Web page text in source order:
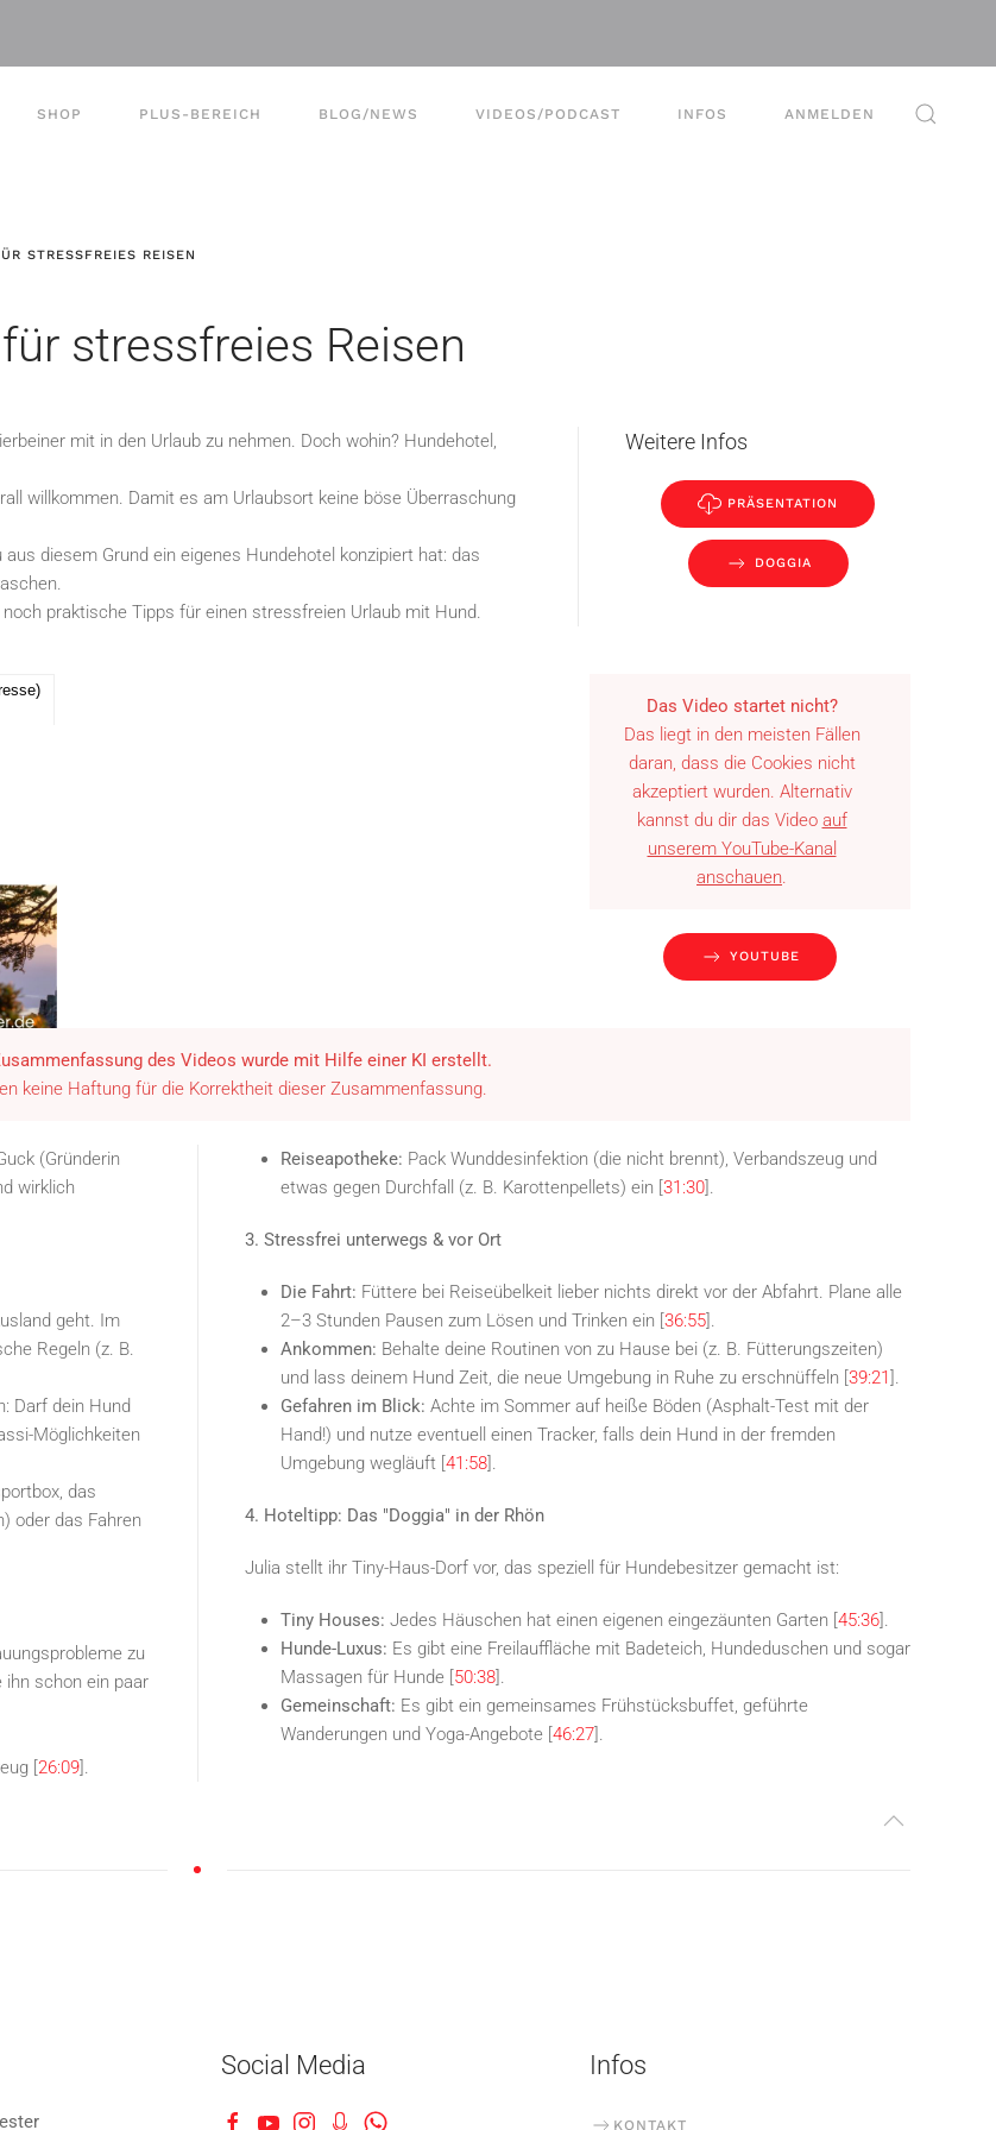
SHOP PLUS-BEREICH BLOG/NEWS VIDEOS/PODCAST INFOS ANMELDEN
STRESSFREIES REISEN
stressfreies Reisen
mit in den Urlaub zu nehmen. Doch wohin? Hundehotel,
willkommen. Damit es am Urlaubsort keine böse Überraschung
diesem Grund ein eigenes Hundehotel konzipiert hat: das
praktische Tipps für einen stressfreien Urlaub mit Hund.
Weitere Infos
PRÄSENTATION
DOGGIA
Das Video startet nicht?
Das liegt in den meisten Fällen
daran, dass die Cookies nicht
akzeptiert wurden. Alternativ
kannst du dir das Video auf
unserem YouTube-Kanal
anschauen.
YOUTUBE
des Videos wurde mit Hilfe einer KI erstellt.
keine Haftung für die Korrektheit dieser Zusammenfassung.
(Gründerin
wirklich
geht. Im
Regeln (z. B.
Darf dein Hund
Möglichkeiten
das
oder das Fahren
zu
ihn schon ein paar
[26:09].
Reiseapotheke: Pack Wunddesinfektion (die nicht brennt), Verbandszeug und
etwas gegen Durchfall (z. B. Karottenpellets) ein [31:30].
3. Stressfrei unterwegs & vor Ort
Die Fahrt: Füttere bei Reiseübelkeit lieber nichts direkt vor der Abfahrt. Plane alle
2–3 Stunden Pausen zum Lösen und Trinken ein [36:55].
Ankommen: Behalte deine Routinen von zu Hause bei (z. B. Fütterungszeiten)
und lass deinem Hund Zeit, die neue Umgebung in Ruhe zu erschnüffeln [39:21].
Gefahren im Blick: Achte im Sommer auf heiße Böden (Asphalt-Test mit der
Hand!) und nutze eventuell einen Tracker, falls dein Hund in der fremden
Umgebung wegläuft [41:58].
4. Hoteltipp: Das "Doggia" in der Rhön
Julia stellt ihr Tiny-Haus-Dorf vor, das speziell für Hundebesitzer gemacht ist:
Tiny Houses: Jedes Häuschen hat einen eigenen eingezäunten Garten [45:36].
Hunde-Luxus: Es gibt eine Freilauffläche mit Badeteich, Hundeduschen und sogar
Massagen für Hunde [50:38].
Gemeinschaft: Es gibt ein gemeinsames Frühstücksbuffet, geführte
Wanderungen und Yoga-Angebote [46:27].
Social Media Infos
KONTAKT